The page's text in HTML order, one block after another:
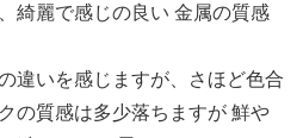
綺麗で感じの良い 金属の質感
違いを感じますが、さほど色合
の質感は多少落ちますが 鮮や